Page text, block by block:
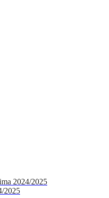
2024/2025
2025